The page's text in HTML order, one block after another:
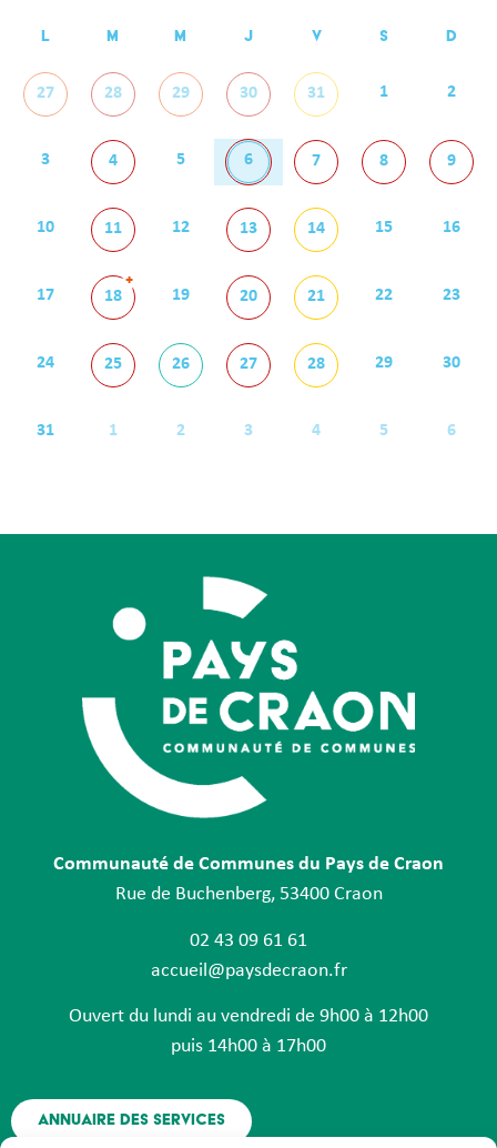
L M M J V S D
27 28 29 30 31 1 2
3 4 5 6 7 8 9
10 11 12 13 14 15 16
17 18
+
19 20 21 22 23
24 25 26 27 28 29 30
31 1 2 3 4 5 6
Communauté de Communes du Pays de Craon
Rue de Buchenberg, 53400 Craon
02 43 09 61 61
accueil@paysdecraon.fr
Ouvert du lundi au vendredi de 9h00 à 12h00
puis 14h00 à 17h00
Annuaire des services